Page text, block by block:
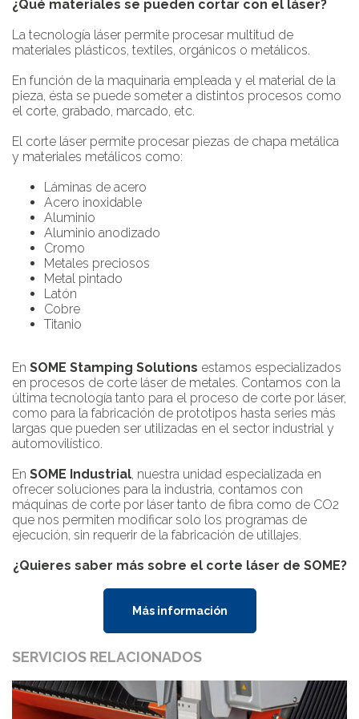
¿Qué materiales se pueden cortar con el láser?
La tecnología láser permite procesar multitud de
materiales plásticos, textiles, orgánicos o metálicos.
En función de la maquinaria empleada y el material de la
pieza, ésta se puede someter a distintos procesos como
el corte, grabado, marcado, etc.
El corte láser permite procesar piezas de chapa metálica
y materiales metálicos como:
Láminas de acero
Acero inoxidable
Aluminio
Aluminio anodizado
Cromo
Metales preciosos
Metal pintado
Latón
Cobre
Titanio
En SOME Stamping Solutions estamos especializados
en procesos de corte láser de metales. Contamos con la
última tecnología tanto para el proceso de corte por láser,
como para la fabricación de prototipos hasta series más
largas que pueden ser utilizadas en el sector industrial y
automovilístico.
En SOME Industrial, nuestra unidad especializada en
ofrecer soluciones para la industria, contamos con
máquinas de corte por láser tanto de fibra como de CO2
que nos permiten modificar solo los programas de
ejecución, sin requerir de la fabricación de utillajes.
¿Quieres saber más sobre el corte láser de SOME?
Más información
SERVICIOS RELACIONADOS